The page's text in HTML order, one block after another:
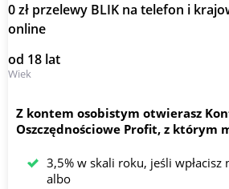
0 zł przelewy BLIK na telefon i
online
od 18 lat
Wiek
Z kontem osobistym otwierasz
Oszczędnościowe Profit, z którym
3,5% w skali roku, jeśli wpłacisz
albo